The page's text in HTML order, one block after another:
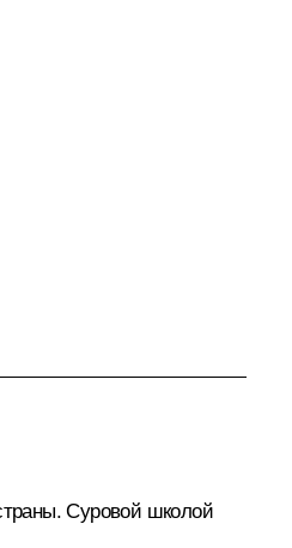
Суровой школой